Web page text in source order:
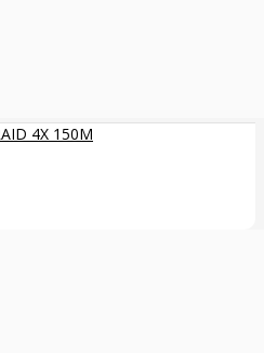
4X 150M